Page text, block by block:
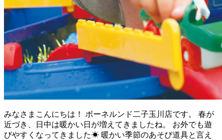
みなさまこんにちは！ ボーネルンド二子玉川店です。 春が
近づき、日中は暖かい日が増えてきましたね。 お外でも遊
びやすくなってきました☀ 暖かい季節のあそび道具と言え